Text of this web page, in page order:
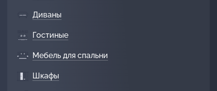
Диваны
Гостиные
Мебель для спальни
Шкафы